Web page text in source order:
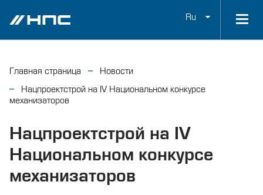
Ru
Главная страница
Новости
Нацпроектстрой на IV Национальном конкурсе
механизаторов
Нацпроектстрой на IV
Национальном конкурсе
механизаторов